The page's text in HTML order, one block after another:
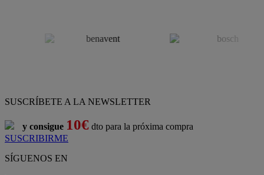
SUSCRÍBETE A LA NEWSLETTER
y consigue 10€ dto para la próxima compra
SUSCRIBIRME
SÍGUENOS EN